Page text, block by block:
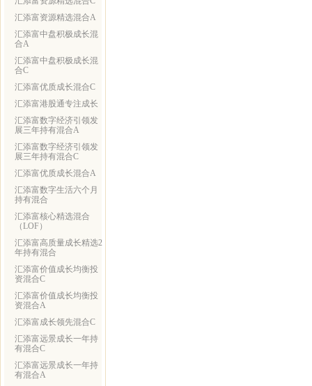
汇添富资源精选混合A
汇添富中盘积极成长混
合A
汇添富中盘积极成长混
合C
汇添富优质成长混合C
汇添富港股通专注成长
汇添富数字经济引领发
展三年持有混合A
汇添富数字经济引领发
展三年持有混合C
汇添富优质成长混合A
汇添富数字生活六个月
持有混合
汇添富核心精选混合
（LOF）
汇添富高质量成长精选2
年持有混合
汇添富价值成长均衡投
资混合C
汇添富价值成长均衡投
资混合A
汇添富成长领先混合C
汇添富远景成长一年持
有混合C
汇添富远景成长一年持
有混合A